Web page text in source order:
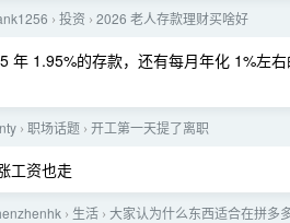
› 投资 › 2026 老人存款理财买啥好
年 1.95%的存款，还有每月年化 1%左
› 职场话题 › 开工第一天提了离职
工资也走
› 生活 › 大家认为什么东西适合在拼多